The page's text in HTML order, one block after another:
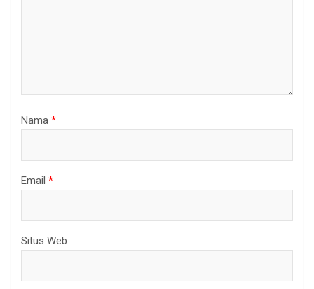
Nama *
Email *
Situs Web